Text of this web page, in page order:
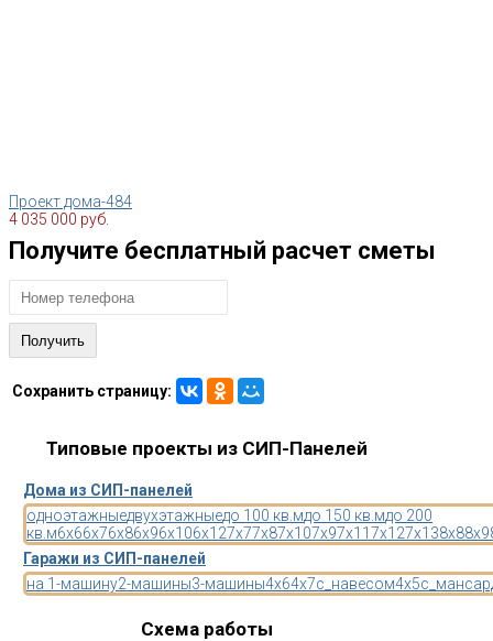
Проект дома-484
4 035 000 руб.
Получите бесплатный расчет сметы
Сохранить страницу:
Типовые проекты из СИП-Панелей
Дома из СИП-панелей
одноэтажныедвухэтажныедо 100 кв.мдо 150 кв.мдо 200
кв.м6x66x76x86x96x106x127x77x87x107x97x117x127x138x88x9
Гаражи из СИП-панелей
на 1-машину2-машины3-машины4x64x7с_навесом4x5
Схема работы